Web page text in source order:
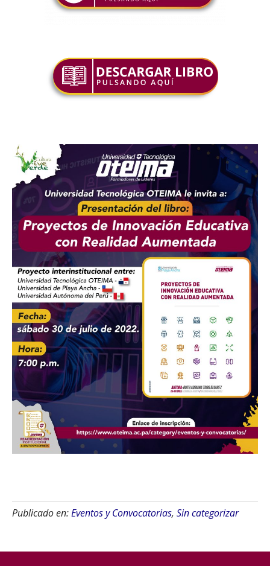
Publicado en:Eventos y Convocatorias, Sin categorizar